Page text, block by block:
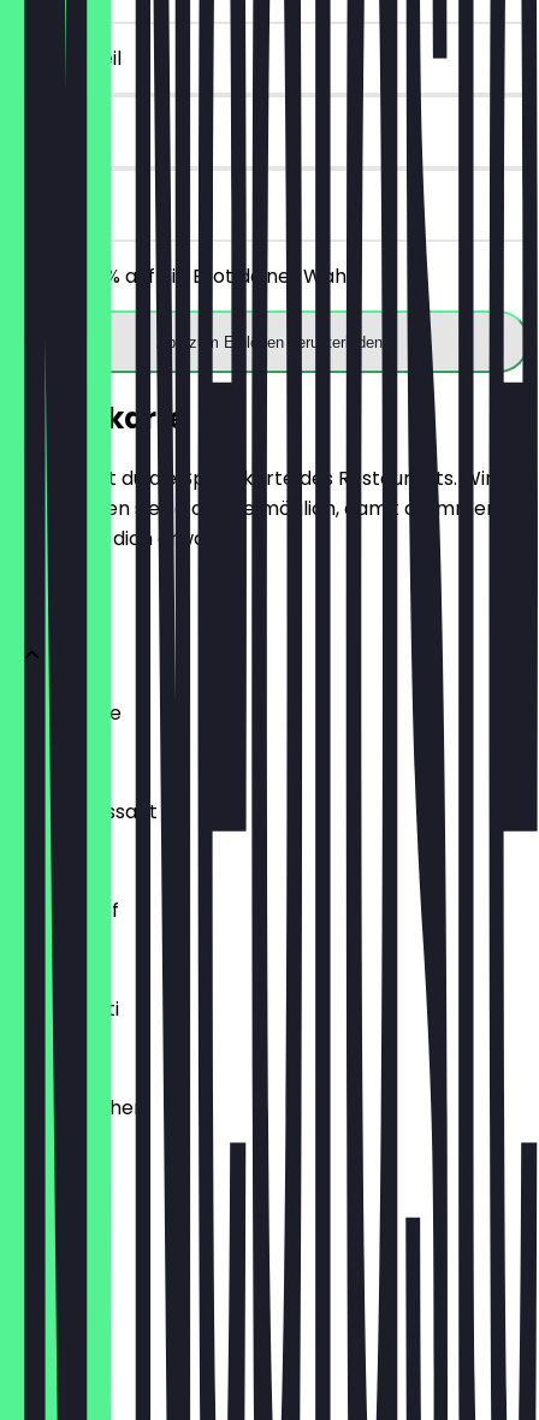
~€ 2 Vorteil
Erhalte 30% auf ein Brot deiner Wahl.
App zum Einlösen herunterladen
Speisekarte
Hier findest du die Speisekarte des Restaurants. Wir
aktualisieren sie so oft wie möglich, damit du immer
weißt, was dich erwartet.
BRÖTCHEN
Ofenfrische
€ 0,54
Buttercroissant
€ 1,80
Laugenzopf
€ 1,20
Dinkelkrusti
€ 1,10
Käsebrötchen
€ 1,60